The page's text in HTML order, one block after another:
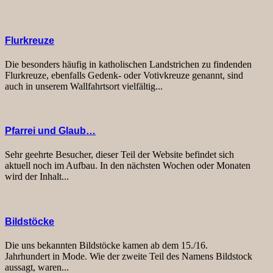
Flurkreuze
Die besonders häufig in katholischen Landstrichen zu findenden
Flurkreuze, ebenfalls Gedenk- oder Votivkreuze genannt, sind
auch in unserem Wallfahrtsort vielfältig...
Pfarrei und Glaub…
Sehr geehrte Besucher, dieser Teil der Website befindet sich
aktuell noch im Aufbau. In den nächsten Wochen oder Monaten
wird der Inhalt...
Bildstöcke
Die uns bekannten Bildstöcke kamen ab dem 15./16.
Jahrhundert in Mode. Wie der zweite Teil des Namens Bildstock
aussagt, waren...